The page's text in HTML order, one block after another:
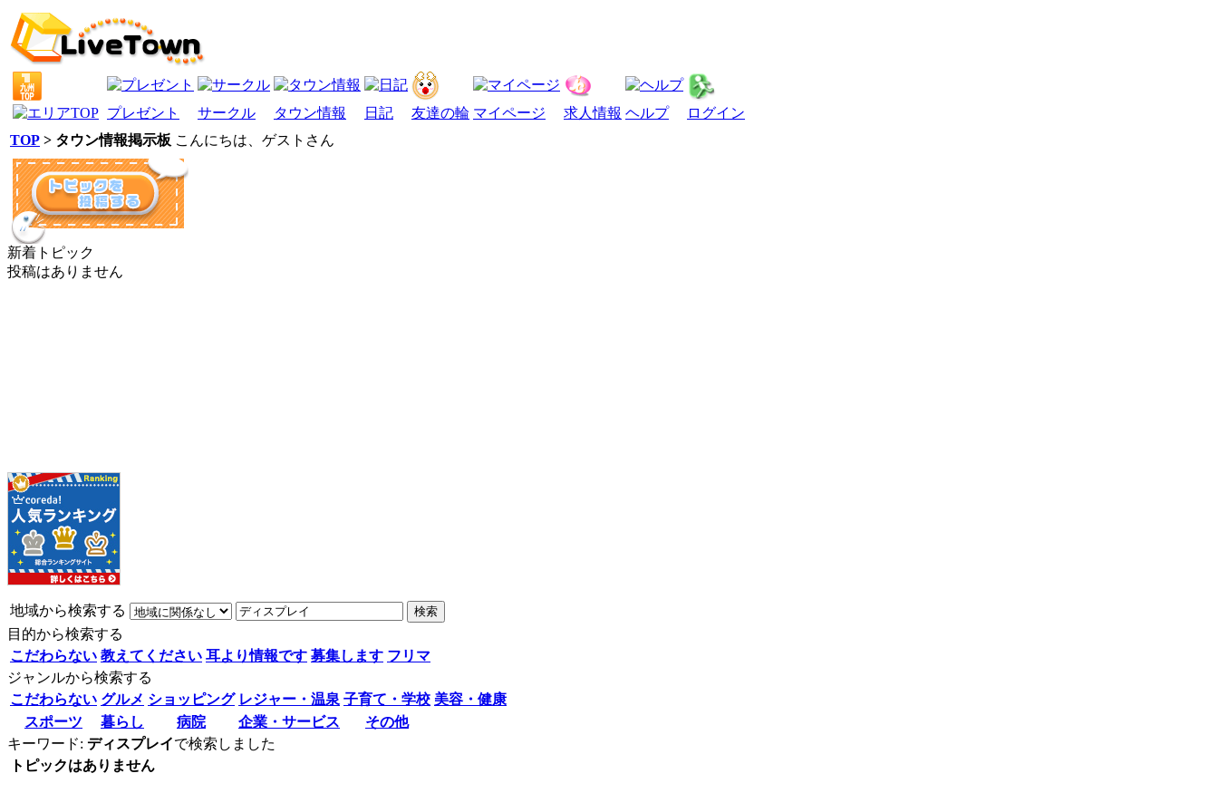
プレゼント サークル タウン情報 日記 友達の輪 マイページ 求人情報 ヘルプ
ログイン
TOP > タウン情報掲示板 こんにちは、 ゲスト さん
新着トピック
投稿はありません
地域から検索する
目的から検索する
こだわらない 教えてください 耳より情報です 募集します フリマ
ジャンルから検索する
こだわらない グルメ ショッピング レジャー・温泉 子育て・学校 美容・健康
スポーツ
暮らし 病院 企業・サービス
その他
キーワード: ディスプレイで検索しました
トピックはありません